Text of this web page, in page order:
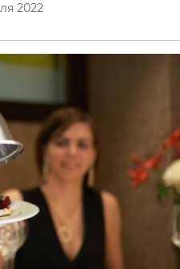
2022